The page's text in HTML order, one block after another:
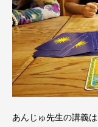
あんじゅ先生の講義